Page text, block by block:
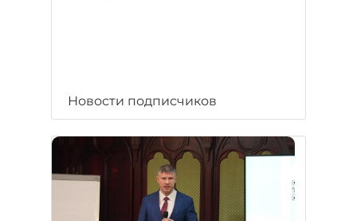
Новости подписчиков